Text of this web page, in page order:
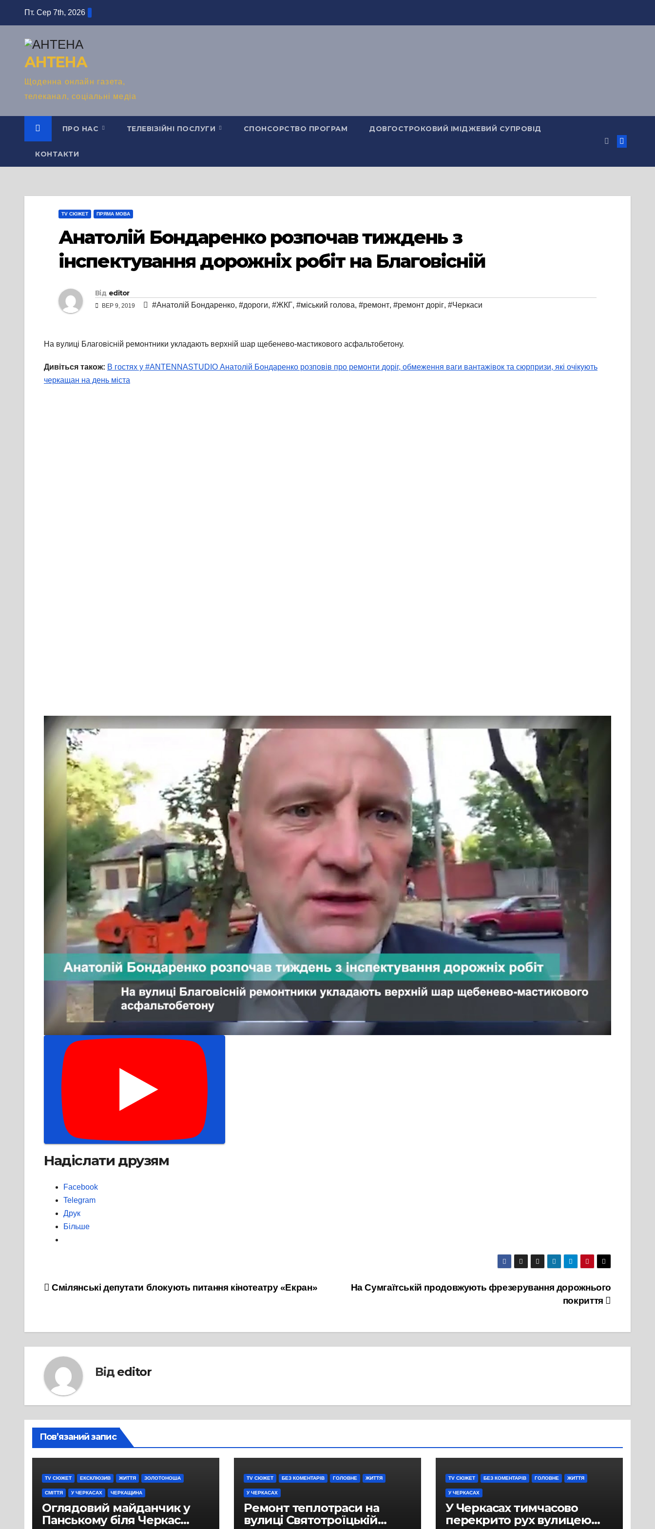
Пт. Сер 7th, 2026
АНТЕНА
Щоденна онлайн газета,
телеканал, соціальні медіа
ПРО НАС ТЕЛЕВІЗІЙНІ ПОСЛУГИ СПОНСОРСТВО ПРОГРАМ ДОВГОСТРОКОВИЙ ІМІДЖЕВИЙ СУПРОВІД
КОНТАКТИ
TV СЮЖЕТ ПРЯМА МОВА
Анатолій Бондаренко розпочав тиждень з
інспектування дорожніх робіт на Благовісній
Від editor
ВЕР 9, 2019 #Анатолій Бондаренко, #дороги, #ЖКГ, #міський голова, #ремонт, #ремонт доріг, #Черкаси
На вулиці Благовісній ремонтники укладають верхній шар щебенево-мастикового асфальтобетону.
Дивіться також: В гостях у #ANTENNASTUDIO Анатолій Бондаренко розповів про ремонти доріг, обмеження ваги вантажівок та сюрпризи, які очікують
черкащан на день міста
Надіслати друзям
Facebook
Telegram
Друк
Більше
Навігація
На Сумгаїтській продовжують фрезерування дорожнього
покриття
Смілянські депутати блокують питання кінотеатру «Екран»
Від editor
Пов’язаний запис
TV СЮЖЕТ ЕКСКЛЮЗИВ ЖИТТЯ ЗОЛОТОНОША
СМІТТЯ У ЧЕРКАСАХ ЧЕРКАЩИНА
Оглядовий майданчик у
Панському біля Черкас
TV СЮЖЕТ БЕЗ КОМЕНТАРІВ ГОЛОВНЕ ЖИТТЯ
У ЧЕРКАСАХ
Ремонт теплотраси на
вулиці Святотроїцькій
TV СЮЖЕТ БЕЗ КОМЕНТАРІВ ГОЛОВНЕ ЖИТТЯ
У ЧЕРКАСАХ
У Черкасах тимчасово
перекрито рух вулицею